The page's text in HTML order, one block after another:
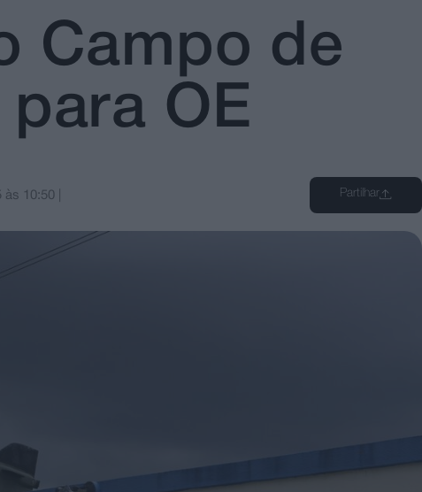
Campo de
OE
às 10:50 Partilhar